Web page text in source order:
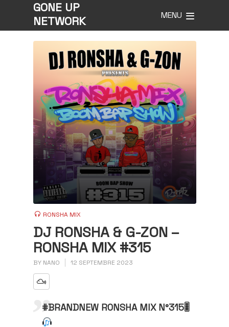
GONE UP
NETWORK
MENU
RONSHA MIX
DJ RONSHA & G-ZON –
RONSHA MIX #315
BY NANO 12 SEPTEMBRE 2023
#BRANDNEW RONSHA MIX N°315🎚